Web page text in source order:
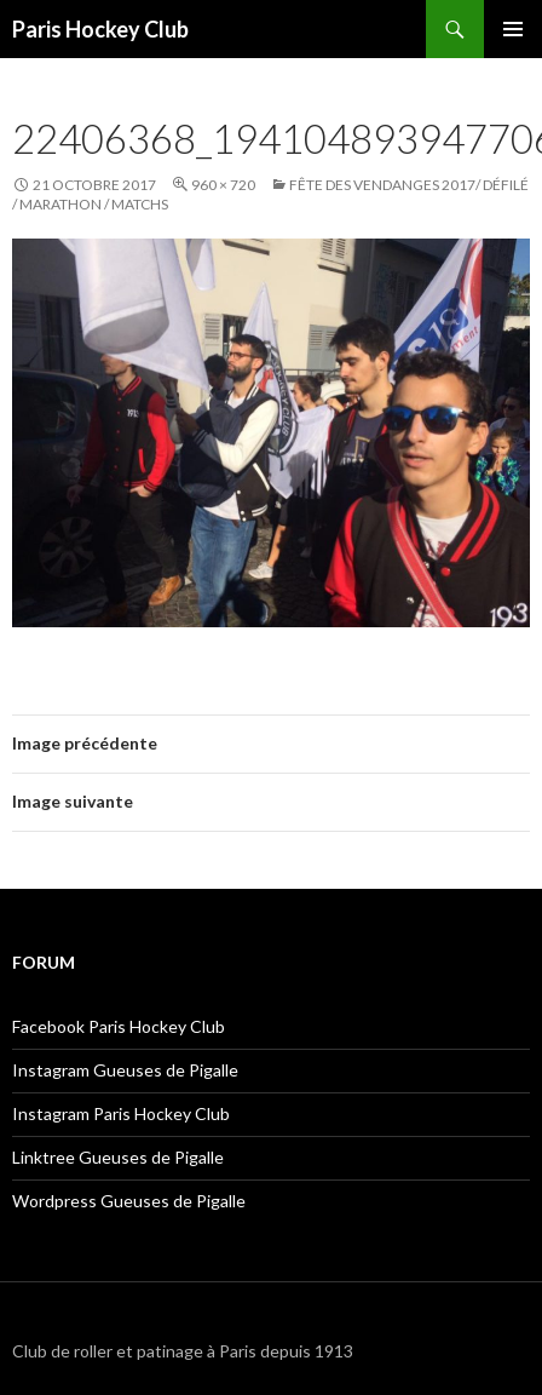
Paris Hockey Club
21 OCTOBRE 2017 960 × 720
FÊTE DES VENDANGES 2017/ DÉFILÉ
/ MARATHON / MATCHS
Image précédente
Image suivante
FORUM
Facebook Paris Hockey Club
Instagram Gueuses de Pigalle
Instagram Paris Hockey Club
Linktree Gueuses de Pigalle
Wordpress Gueuses de Pigalle
Club de roller et patinage à Paris depuis 1913